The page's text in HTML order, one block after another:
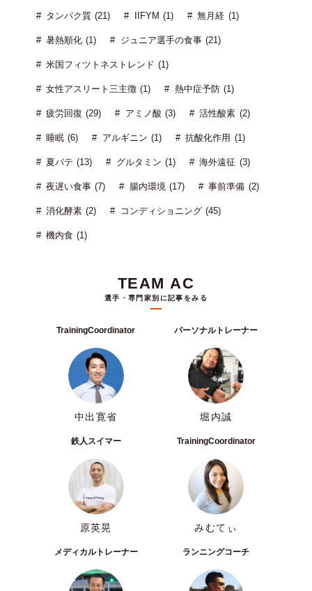
タンパク質 (21) IIFYM (1) 無月経 (1)
暑熱順化 (1) ジュニア選手の食事 (21)
米国フィツトネストレンド (1)
女性アスリート三主徴 (1) 熱中症予防 (1)
疲労回復 (29) アミノ酸 (3) 活性酸素 (2)
睡眠 (6) アルギニン (1) 抗酸化作用 (1)
夏バテ (13) グルタミン (1) 海外遠征 (3)
夜遅い食事 (7) 腸内環境 (17) 事前準備 (2)
消化酵素 (2) コンディショニング (45)
機内食 (1)
TEAM AC
選手・専門家別に記事をみる
TrainingCoordinator
中出寛省
パーソナルトレーナー
堀内誠
鉄人スイマー
原英晃
TrainingCoordinator
みむてぃ
メディカルトレーナー ランニングコーチ